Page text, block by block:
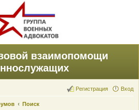
взаимопомощи
Вход
Регистрация
Поиск